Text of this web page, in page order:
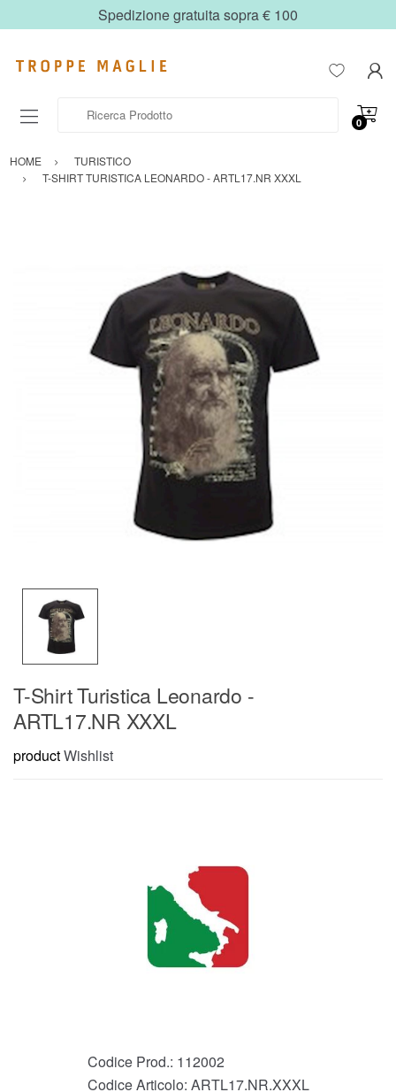
Spedizione gratuita sopra € 100
0
HOME
TURISTICO
T-SHIRT TURISTICA LEONARDO - ARTL17.NR XXXL
T-Shirt Turistica Leonardo -
ARTL17.NR XXXL
productWishlist
Codice Prod.: 112002
Codice Articolo: ARTL17.NR.XXXL